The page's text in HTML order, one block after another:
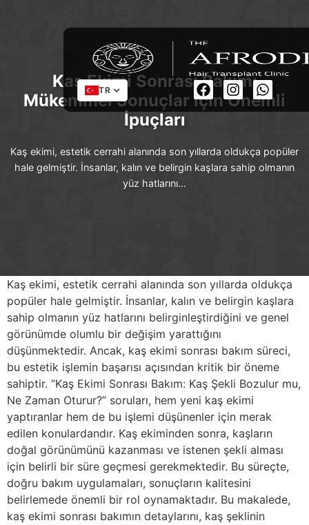
TR
Kaş Ekimi Sonrası Bakım:
Mükemmel Sonuçlar için Önemli
İpuçları
Kaş ekimi, estetik cerrahi alanında son yıllarda oldukça popüler
hale gelmiştir. İnsanlar, kalın ve belirgin kaşlara sahip olmanın
yüz hatlarını…
Kaş ekimi, estetik cerrahi alanında son yıllarda oldukça
popüler hale gelmiştir. İnsanlar, kalın ve belirgin kaşlara
sahip olmanın yüz hatlarını belirginleştirdiğini ve genel
görünümde olumlu bir değişim yarattığını
düşünmektedir. Ancak, kaş ekimi sonrası bakım süreci,
bu estetik işlemin başarısı açısından kritik bir öneme
sahiptir. “Kaş Ekimi Sonrası Bakım: Kaş Şekli Bozulur mu,
Ne Zaman Oturur?” soruları, hem yeni kaş ekimi
yaptıranlar hem de bu işlemi düşünenler için merak
edilen konulardandır. Kaş ekiminden sonra, kaşların
doğal görünümünü kazanması ve istenen şekli alması
için belirli bir süre geçmesi gerekmektedir. Bu süreçte,
doğru bakım uygulamaları, sonuçların kalitesini
belirlemede önemli bir rol oynamaktadır. Bu makalede,
kaş ekimi sonrası bakımın detaylarını, kaş şeklinin